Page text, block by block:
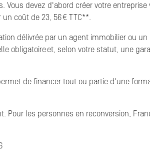
devez d'abord créer votre entreprise
coût de 23, 56 € TTC**.
délivrée par un agent immobilier ou un
obligatoire et, selon votre statut, une
de financer tout ou partie d'une
les personnes en reconversion,